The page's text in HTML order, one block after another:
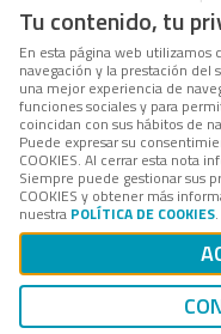
Tu contenido, tu
En esta página web utilizamos
navegación y la prestación
una mejor experiencia de
funciones sociales y para
coincidan con sus hábitos de
Puede expresar su
COOKIES. Al cerrar esta nota
Siempre puede gestionar sus
COOKIES y obtener más
nuestra POLÍTICA DE COOKIES.